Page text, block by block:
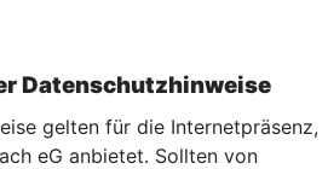
Datenschutzhinweise
gelten für die Internetpräsenz,
eG anbietet. Sollten von